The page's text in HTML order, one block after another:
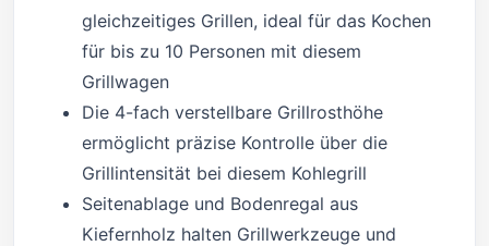
gleichzeitiges Grillen, ideal für das Kochen
für bis zu 10 Personen mit diesem
Grillwagen
Die 4-fach verstellbare Grillrosthöhe
ermöglicht präzise Kontrolle über die
Grillintensität bei diesem Kohlegrill
Seitenablage und Bodenregal aus
Kiefernholz halten Grillwerkzeuge und